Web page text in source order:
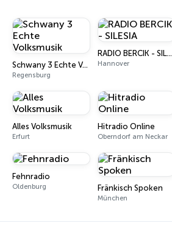
Schwany 3 Echte Volksmusik
Regensburg
RADIO BERCIK - SILESIA
Hannover
Alles Volksmusik
Erfurt
Hitradio Online
Oberndorf am Neckar
Fehnradio
Oldenburg Fränkisch Spoken
München